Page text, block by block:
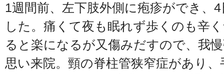
1週間前、左下肢外側に疱疹ができ、
した。痛くて夜も眠れず歩くのも辛
ると楽になるが又傷みだすので、我
思い来院。頸の脊柱管狭窄症があり